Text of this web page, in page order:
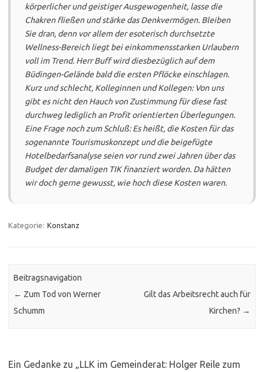
körperlicher und geistiger Ausgewogenheit, lasse die
Chakren fließen und stärke das Denkvermögen. Bleiben
Sie dran, denn vor allem der esoterisch durchsetzte
Wellness-Bereich liegt bei einkommensstarken Urlaubern
voll im Trend. Herr Buff wird diesbezüglich auf dem
Büdingen-Gelände bald die ersten Pflöcke einschlagen.
Kurz und schlecht, Kolleginnen und Kollegen: Von uns
gibt es nicht den Hauch von Zustimmung für diese fast
durchweg lediglich an Profit orientierten Überlegungen.
Eine Frage noch zum Schluß: Es heißt, die Kosten für das
sogenannte Tourismuskonzept und die beigefügte
Hotelbedarfsanalyse seien vor rund zwei Jahren über das
Budget der damaligen TIK finanziert worden. Da hätten
wir doch gerne gewusst, wie hoch diese Kosten waren.
Kategorie: Konstanz
Beitragsnavigation
← Zum Tod von Werner
Schumm
Gilt das Arbeitsrecht auch für
Kirchen? →
Ein Gedanke zu „ LLK im Gemeinderat: Holger Reile zum